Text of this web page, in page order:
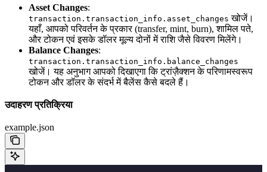
Asset Changes:
transaction.transaction_info.asset_changes खोजें।
यहाँ, आपको परिवर्तन के प्रकार (transfer, mint, burn), शामिल पते,
और टोकन एवं इसके डॉलर मूल्य दोनों में राशि जैसे विवरण मिलेंगे।
Balance Changes:
transaction.transaction_info.balance_changes
खोजें। यह अनुभाग आपको दिखाएगा कि ट्रांज़ैक्शन के परिणामस्वरूप
टोकन और डॉलर के संदर्भ में बैलेंस कैसे बदले हैं।
उदाहरण प्रतिक्रिया
example.json